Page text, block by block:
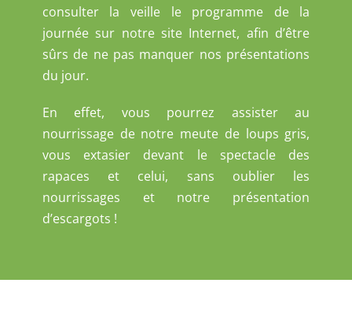
consulter la veille le programme de la
journée sur notre site Internet, afin d’être
sûrs de ne pas manquer nos présentations
du jour.
En effet, vous pourrez assister au
nourrissage de notre meute de loups gris,
vous extasier devant le spectacle des
rapaces et celui, sans oublier les
nourrissages et notre présentation
d’escargots !